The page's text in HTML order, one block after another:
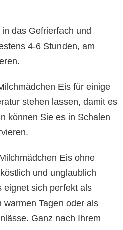
das Gefrierfach und
4-6 Stunden, am
Eis für einige
stehen lassen, damit es
können Sie es in Schalen
Eis ohne
und unglaublich
eignet sich perfekt als
Tagen oder als
Ganz nach Ihrem